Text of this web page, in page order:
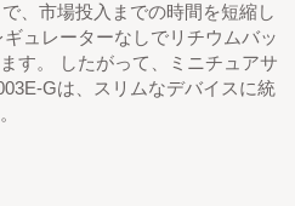
、市場投入までの時間を短縮し
ュレーターなしでリチウムバッ
す。 したがって、ミニチュアサ
Gは、スリムなデバイスに統